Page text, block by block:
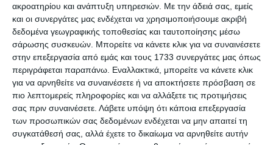
ακροατηρίου και ανάπτυξη υπηρεσιών. Με την άδειά σας, εμείς
και οι συνεργάτες μας ενδέχεται να χρησιμοποιήσουμε ακριβή
δεδομένα γεωγραφικής τοποθεσίας και ταυτοποίησης μέσω
σάρωσης συσκευών. Μπορείτε να κάνετε κλικ για να συναινέσετε
στην επεξεργασία από εμάς και τους 1733 συνεργάτες μας όπως
περιγράφεται παραπάνω. Εναλλακτικά, μπορείτε να κάνετε κλικ
για να αρνηθείτε να συναινέσετε ή να αποκτήσετε πρόσβαση σε
πιο λεπτομερείς πληροφορίες και να αλλάξετε τις προτιμήσεις
σας πριν συναινέσετε. Λάβετε υπόψη ότι κάποια επεξεργασία
των προσωπικών σας δεδομένων ενδέχεται να μην απαιτεί τη
συγκατάθεσή σας, αλλά έχετε το δικαίωμα να αρνηθείτε αυτήν